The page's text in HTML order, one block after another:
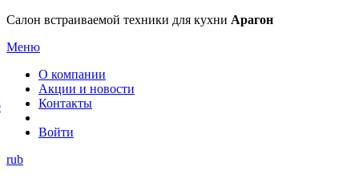
Салон встраиваемой техники для кухни Арагон
Меню
О компании
Акции и новости
Контакты
Войти
rub